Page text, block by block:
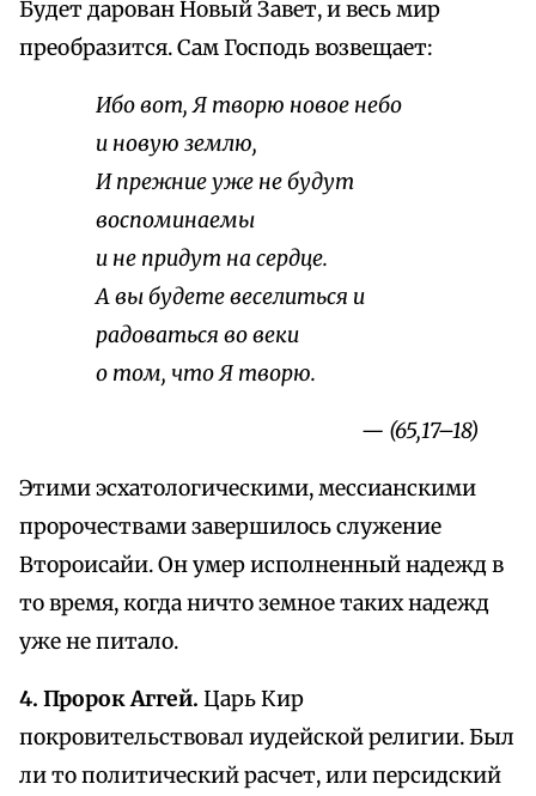
Будет дарован Новый Завет, и весь мир
преобразится. Сам Господь возвещает:
Ибо вот, Я творю новое небо
и новую землю,
И прежние уже не будут
воспоминаемы
и не придут на сердце.
А вы будете веселиться и
радоваться во веки
о том, что Я творю.
— (65,17–18)
Этими эсхатологическими, мессианскими
пророчествами завершилось служение
Второисайи. Он умер исполненный надежд в
то время, когда ничто земное таких надежд
уже не питало.
4. Пророк Аггей. Царь Кир
покровительствовал иудейской религии. Был
ли то политический расчет, или персидский